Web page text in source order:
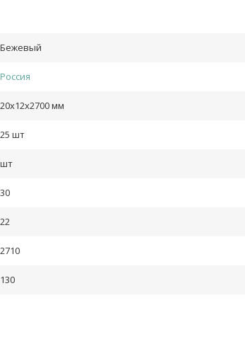
Бежевый
Россия
20х12х2700 мм
25 шт
шт
30
22
2710
130